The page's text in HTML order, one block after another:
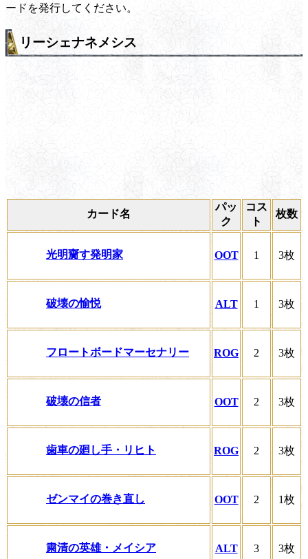
ードを発行してください。
リーシェナネメシス
カード名
パッ
ク
コス
ト
枚数
光明齎す発明家 OOT 1 3枚
破壊の愉悦 ALT 1 3枚
フロートボードマーセナリー ROG 2 3枚
破壊の信者 OOT 2 3枚
歯車の廻し手・リヒト ROG 2 3枚
ゼンマイの巻き直し OOT 2 1枚
粛清の英雄・メイシア ALT 3 3枚